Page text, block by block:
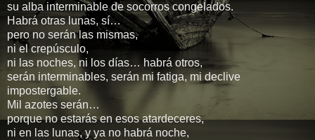
su alba interminable de socorros congelados.
Habrá otras lunas, sí…
pero no serán las mismas,
ni el crepúsculo,
ni las noches, ni los días… habrá otros,
serán interminables, serán mi fatiga, mi declive
impostergable.
Mil azotes serán…
porque no estarás en esos atardeceres,
ni en las lunas, y ya no habrá noche,